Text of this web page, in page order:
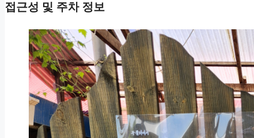
접근성 및 주차 정보